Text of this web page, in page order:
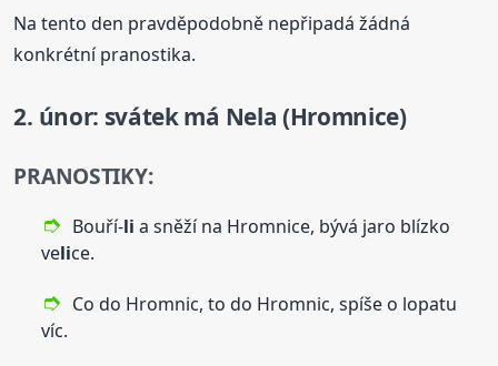
Na tento den pravděpodobně nepřipadá žádná
konkrétní pranostika.
2. únor: svátek má Nela (Hromnice)
PRANOSTIKY:
Bouří-li a sněží na Hromnice, bývá jaro blízko
velice.
Co do Hromnic, to do Hromnic, spíše o lopatu
víc.